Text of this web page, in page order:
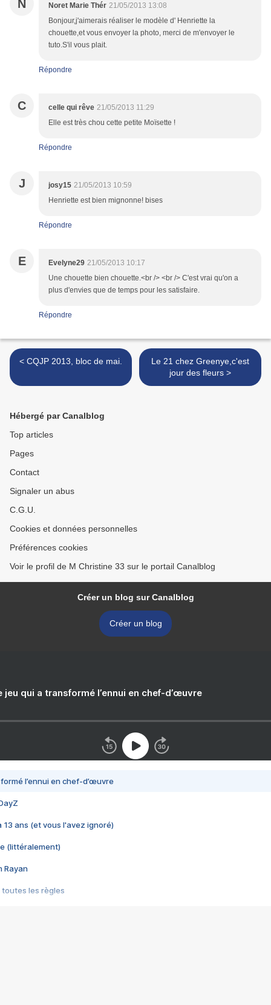
N Noret Marie Thér 21/05/2013 13:08
Bonjour,j'aimerais réaliser le modèle d' Henriette la
chouette,et vous envoyer la photo, merci de m'envoyer le
tuto.S'il vous plait.
Répondre
C celle qui rêve 21/05/2013 11:29
Elle est très chou cette petite Moïsette !
Répondre
J josy15 21/05/2013 10:59
Henriette est bien mignonne! bises
Répondre
E Evelyne29 21/05/2013 10:17
Une chouette bien chouette.<br /> <br /> C'est vrai qu'on a
plus d'envies que de temps pour les satisfaire.
Répondre
< CQJP 2013, bloc de mai.
Le 21 chez Greenye,c'est
jour des fleurs >
Hébergé par Canalblog
Top articles
Pages
Contact
Signaler un abus
C.G.U.
Cookies et données personnelles
Préférences cookies
Voir le profil de M Christine 33 sur le portail Canalblog
Créer un blog sur Canalblog
Créer un blog
jeu qui a transformé l’ennui en chef-d’œuvre
l’ennui en chef-d’œuvre
13 ans (et vous l'avez ignoré)
(littéralement)
Rayan
toutes les règles